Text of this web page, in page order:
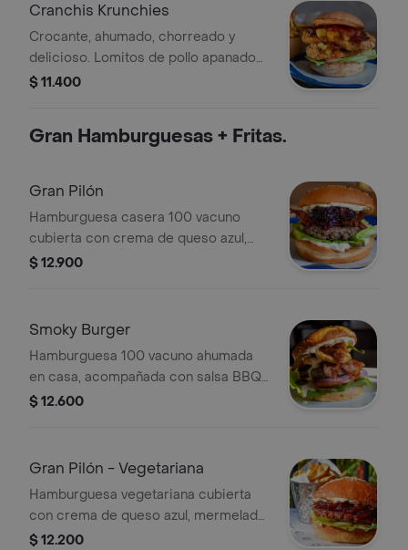
Cranchis Krunchies
Crocante, ahumado, chorreado y
delicioso. Lomitos de pollo apanados
y frito, con encurtido de piña y
frica y acompañado con papas fritas.
$ 11.400
Gran Hamburguesas + Fritas.
Gran Pilón
Hamburguesa casera 100 vacuno
cubierta con crema de queso azul,
mermelada de cebolla, lechuga,
$ 12.900
Smoky Burger
Hamburguesa 100 vacuno ahumada
en casa, acompañada con salsa BBQ,
aros cebolla, panceta ahumada, salsa
hamburguesa y acompañada con
$ 12.600
Gran Pilón - Vegetariana
Hamburguesa vegetariana cubierta
con crema de queso azul, mermelada
de cebolla, lechuga, pepinillos y
$ 12.200